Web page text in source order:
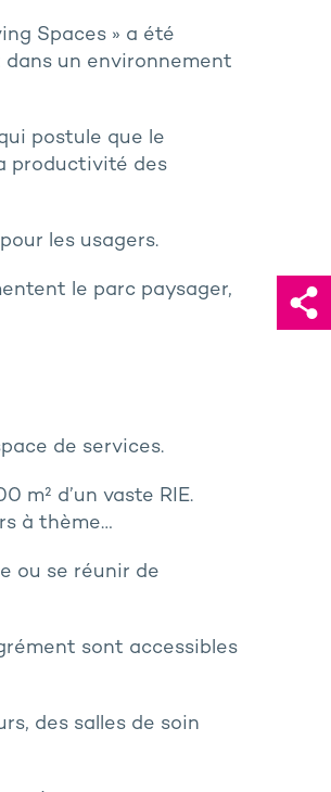
Spaces » a été
un environnement
postule que le
productivité des
les usagers.
le parc paysager,
de services.
m² d’un vaste RIE.
à thème…
ou se réunir de
sont accessibles
des salles de soin